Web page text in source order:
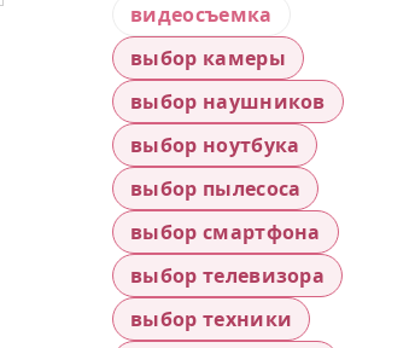
видеосъемка
выбор камеры
выбор наушников
выбор ноутбука
выбор пылесоса
выбор смартфона
выбор телевизора
выбор техники